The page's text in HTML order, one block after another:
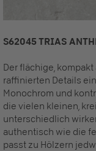
S62045 TRIAS
Der flächige,
raffinierten Details
Monochrom und
die vielen kleinen,
unterschiedlich
authentisch wie die
passt zu Hölzern